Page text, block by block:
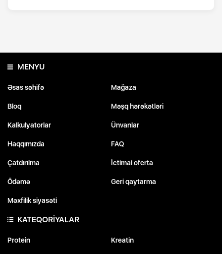
MENYU
Əsas səhifə Mağaza
Bloq Məşq hərəkətləri
Kalkulyatorlar Ünvanlar
Haqqımızda FAQ
Çatdırılma İctimai oferta
Ödəmə Geri qaytarma
Məxfilik siyasəti
KATEQORİYALAR
Protein Kreatin